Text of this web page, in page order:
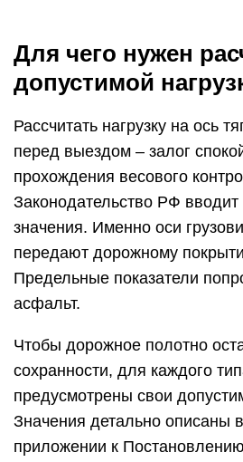
Для чего нужен
допустимой
Рассчитать нагрузку на ось
перед выездом – залог
прохождения весового
Законодательство РФ вводит
значения. Именно оси
передают дорожному
Предельные показатели
асфальт.
Чтобы дорожное полотно
сохранности, для каждого
предусмотрены свои
Значения детально описаны
приложении к